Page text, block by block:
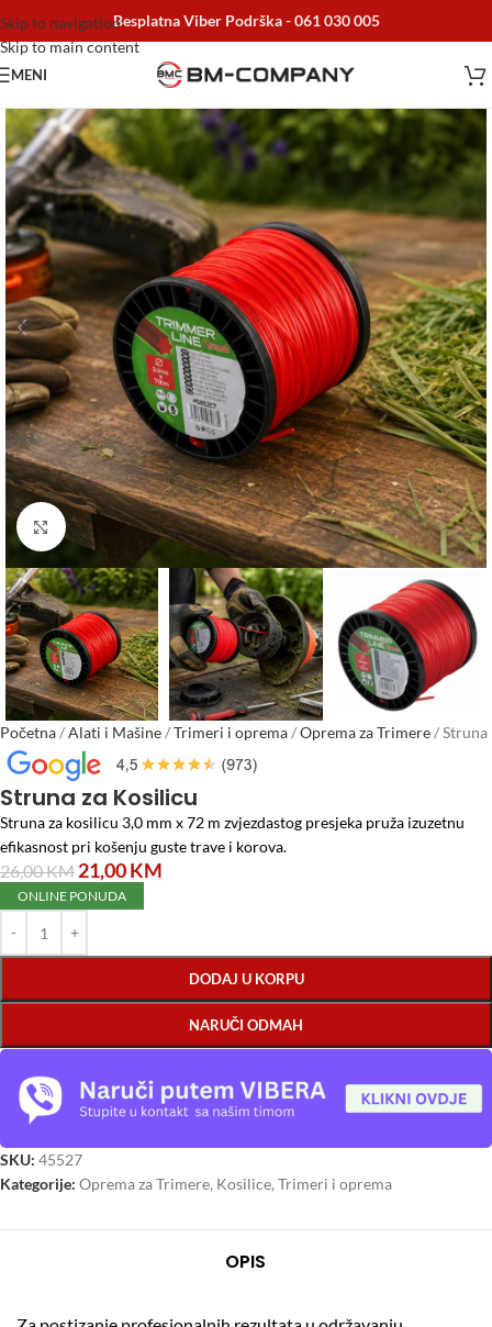
Skip to navigation
Skip to main content
Besplatna Viber Podrška -061 030 005
MENI
Click to enlarge
Početna/Alati i Mašine/Trimeri i oprema/Oprema za Trimere/Struna
za Kosilicu
Struna za Kosilicu
Struna za kosilicu 3,0 mm x 72 m zvjezdastog presjeka pruža izuzetnu
efikasnost pri košenju guste trave i korova.
26,00KM 21,00KM
ONLINE PONUDA
DODAJ U KORPU
NARUČI ODMAH
SKU: 45527
Kategorije: Oprema za Trimere, Kosilice, Trimeri i oprema
OPIS